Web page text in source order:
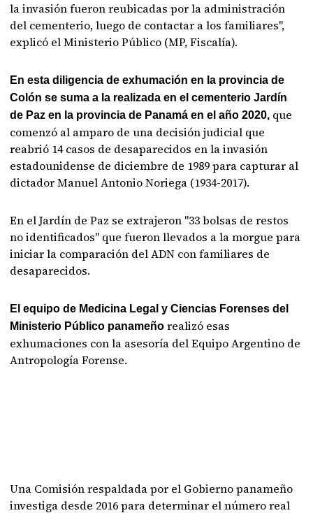
la invasión fueron reubicadas por la administración
del cementerio, luego de contactar a los familiares",
explicó el Ministerio Público (MP, Fiscalía).
En esta diligencia de exhumación en la provincia de
Colón se suma a la realizada en el cementerio Jardín
de Paz en la provincia de Panamá en el año 2020, que
comenzó al amparo de una decisión judicial que
reabrió 14 casos de desaparecidos en la invasión
estadounidense de diciembre de 1989 para capturar al
dictador Manuel Antonio Noriega (1934-2017).
En el Jardín de Paz se extrajeron "33 bolsas de restos
no identificados" que fueron llevados a la morgue para
iniciar la comparación del ADN con familiares de
desaparecidos.
El equipo de Medicina Legal y Ciencias Forenses del
Ministerio Público panameñorealizó esas
exhumaciones con la asesoría del Equipo Argentino de
Antropología Forense.
Una Comisión respaldada por el Gobierno panameño
investiga desde 2016 para determinar el número real